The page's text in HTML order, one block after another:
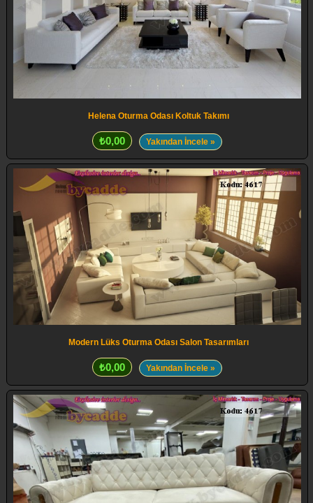
Helena Oturma Odası Koltuk Takımı
₺0,00 Yakından İncele »
Modern Lüks Oturma Odası Salon Tasarımları
₺0,00 Yakından İncele »